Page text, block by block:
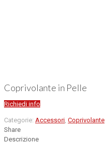
Coprivolante in Pelle
Richiedi info
Categorie: Accessori Coprivolante
Share
Descrizione